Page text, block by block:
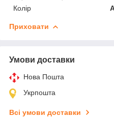
Колір
Приховати
Умови доставки
Нова Пошта
Укрпошта
Всі умови доставки